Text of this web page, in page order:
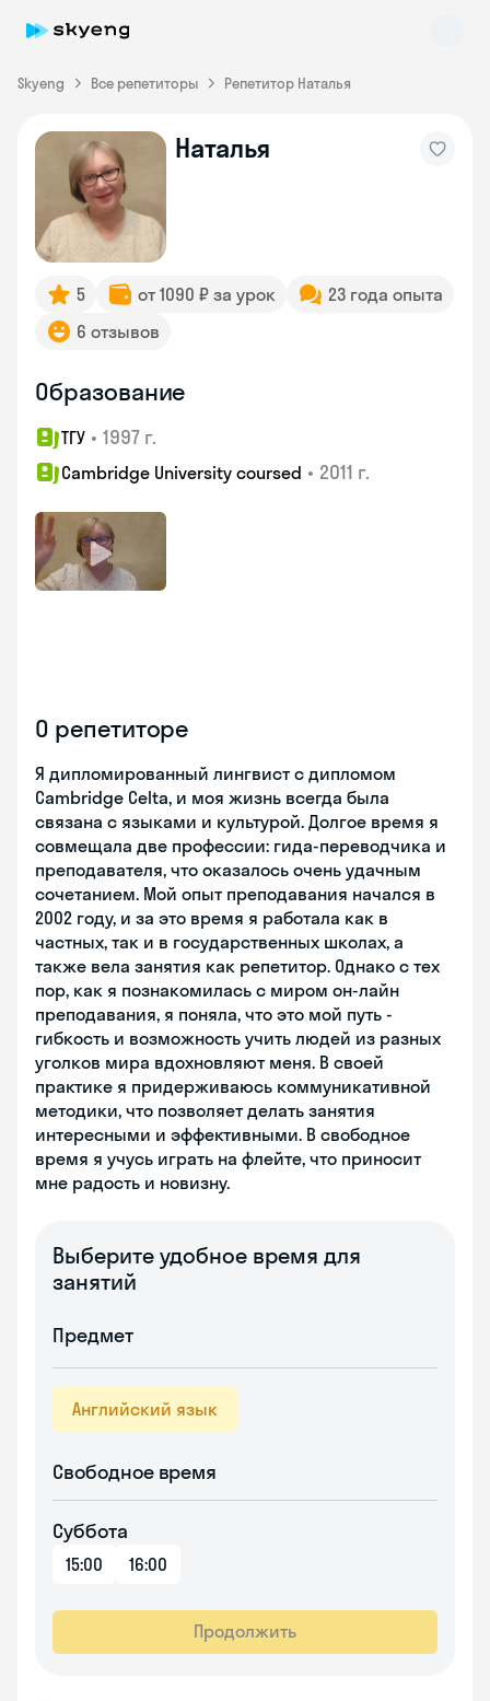
Skyeng Все репетиторы Репетитор Наталья
Наталья
5 от 1090 ₽ за урок
23 года опыта
6 отзывов
Образование
ТГУ • 1997 г.
Cambridge University coursed • 2011 г.
О репетиторе
Я дипломированный лингвист с дипломом
Cambridge Celta, и моя жизнь всегда была
связана с языками и культурой. Долгое время я
совмещала две профессии: гида-переводчика и
преподавателя, что оказалось очень удачным
сочетанием. Мой опыт преподавания начался в
2002 году, и за это время я работала как в
частных, так и в государственных школах, а
также вела занятия как репетитор. Однако с тех
пор, как я познакомилась с миром он-лайн
преподавания, я поняла, что это мой путь -
гибкость и возможность учить людей из разных
уголков мира вдохновляют меня. В своей
практике я придерживаюсь коммуникативной
методики, что позволяет делать занятия
интересными и эффективными. В свободное
время я учусь играть на флейте, что приносит
мне радость и новизну.
Выберите удобное время для
занятий
Предмет
Английский язык
Свободное время
Суббота
15:00 16:00
Продолжить
Skyeng Chat
online